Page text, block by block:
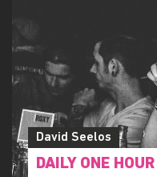
David Seelos
DAILY ONE